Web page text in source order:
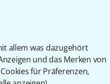
allem was dazugehört
und das Merken von
für Präferenzen,